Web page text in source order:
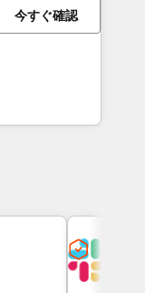
今すぐ確認